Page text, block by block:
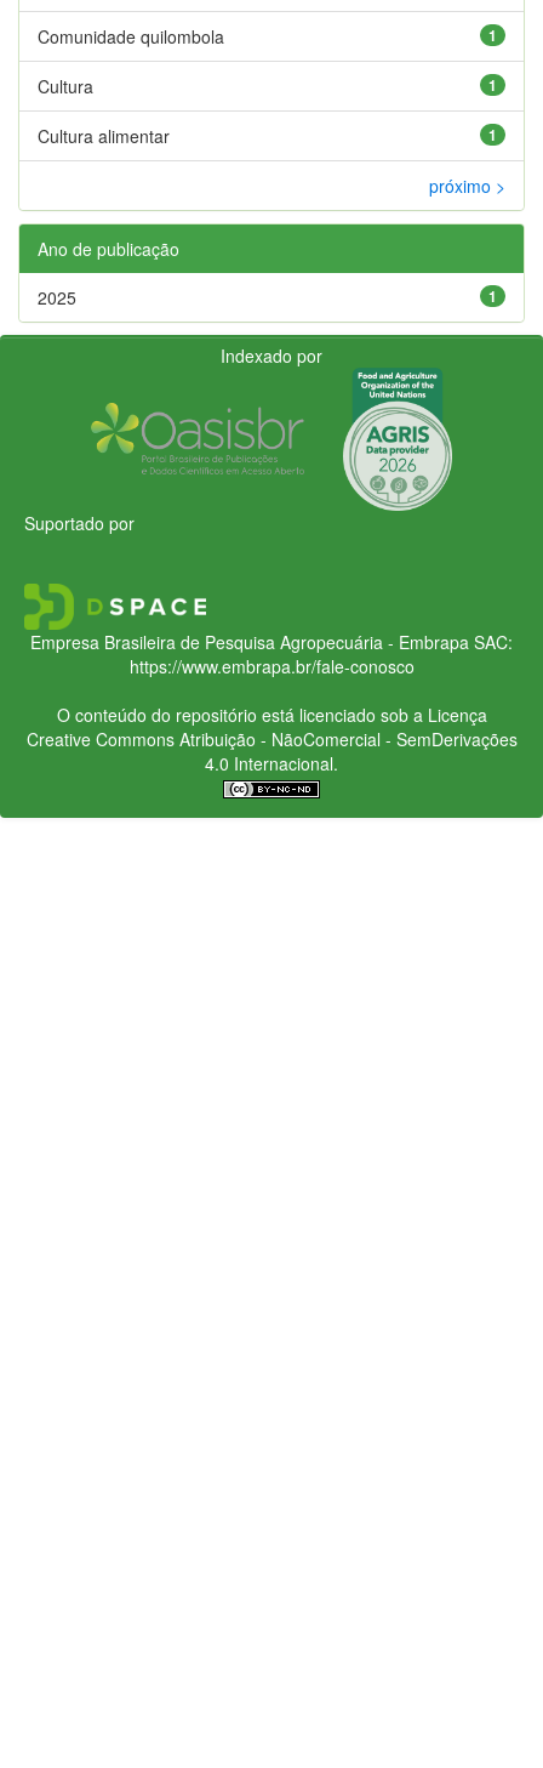
1
Comunidade quilombola
1
Cultura
1
Cultura alimentar
próximo >
Ano de publicação
1
2025
Indexado por
Suportado por
Empresa Brasileira de Pesquisa Agropecuária - Embrapa SAC:
https://www.embrapa.br/fale-conosco
O conteúdo do repositório está licenciado sob a Licença
Creative CommonsAtribuição - NãoComercial - SemDerivações
4.0 Internacional.